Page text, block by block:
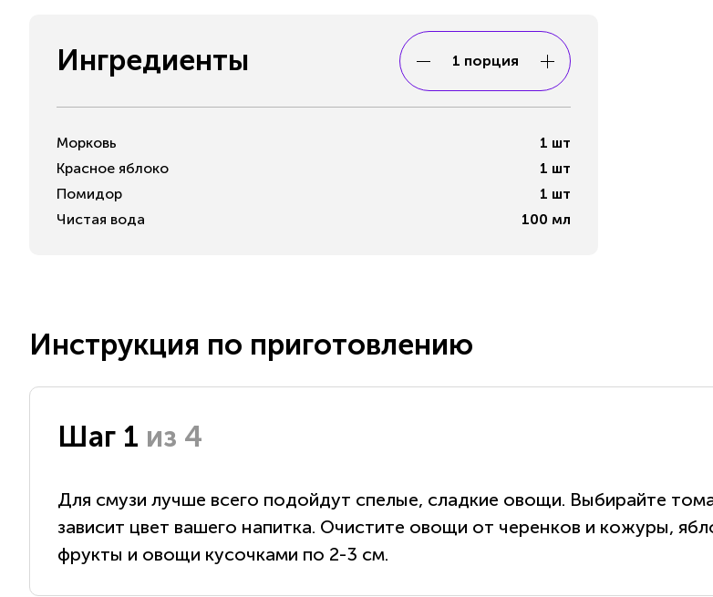
Ингредиенты 1 порция
Морковь 1 шт
Красное яблоко
1 шт
Помидор
1 шт
Чистая вода
100 мл
Инструкция по приготовлению
Шаг 1 из 4
Для смузи лучше всего подойдут спелые, сладкие овощи. Выбирайте
зависит цвет вашего напитка. Очистите овощи от черенков и кожуры,
фрукты и овощи кусочками по 2-3 см.